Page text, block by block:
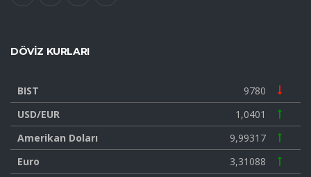
DÖVIZ KURLARI
BIST
9780
USD/EUR
1,0401
Amerikan Doları
9,99317
Euro
3,31088